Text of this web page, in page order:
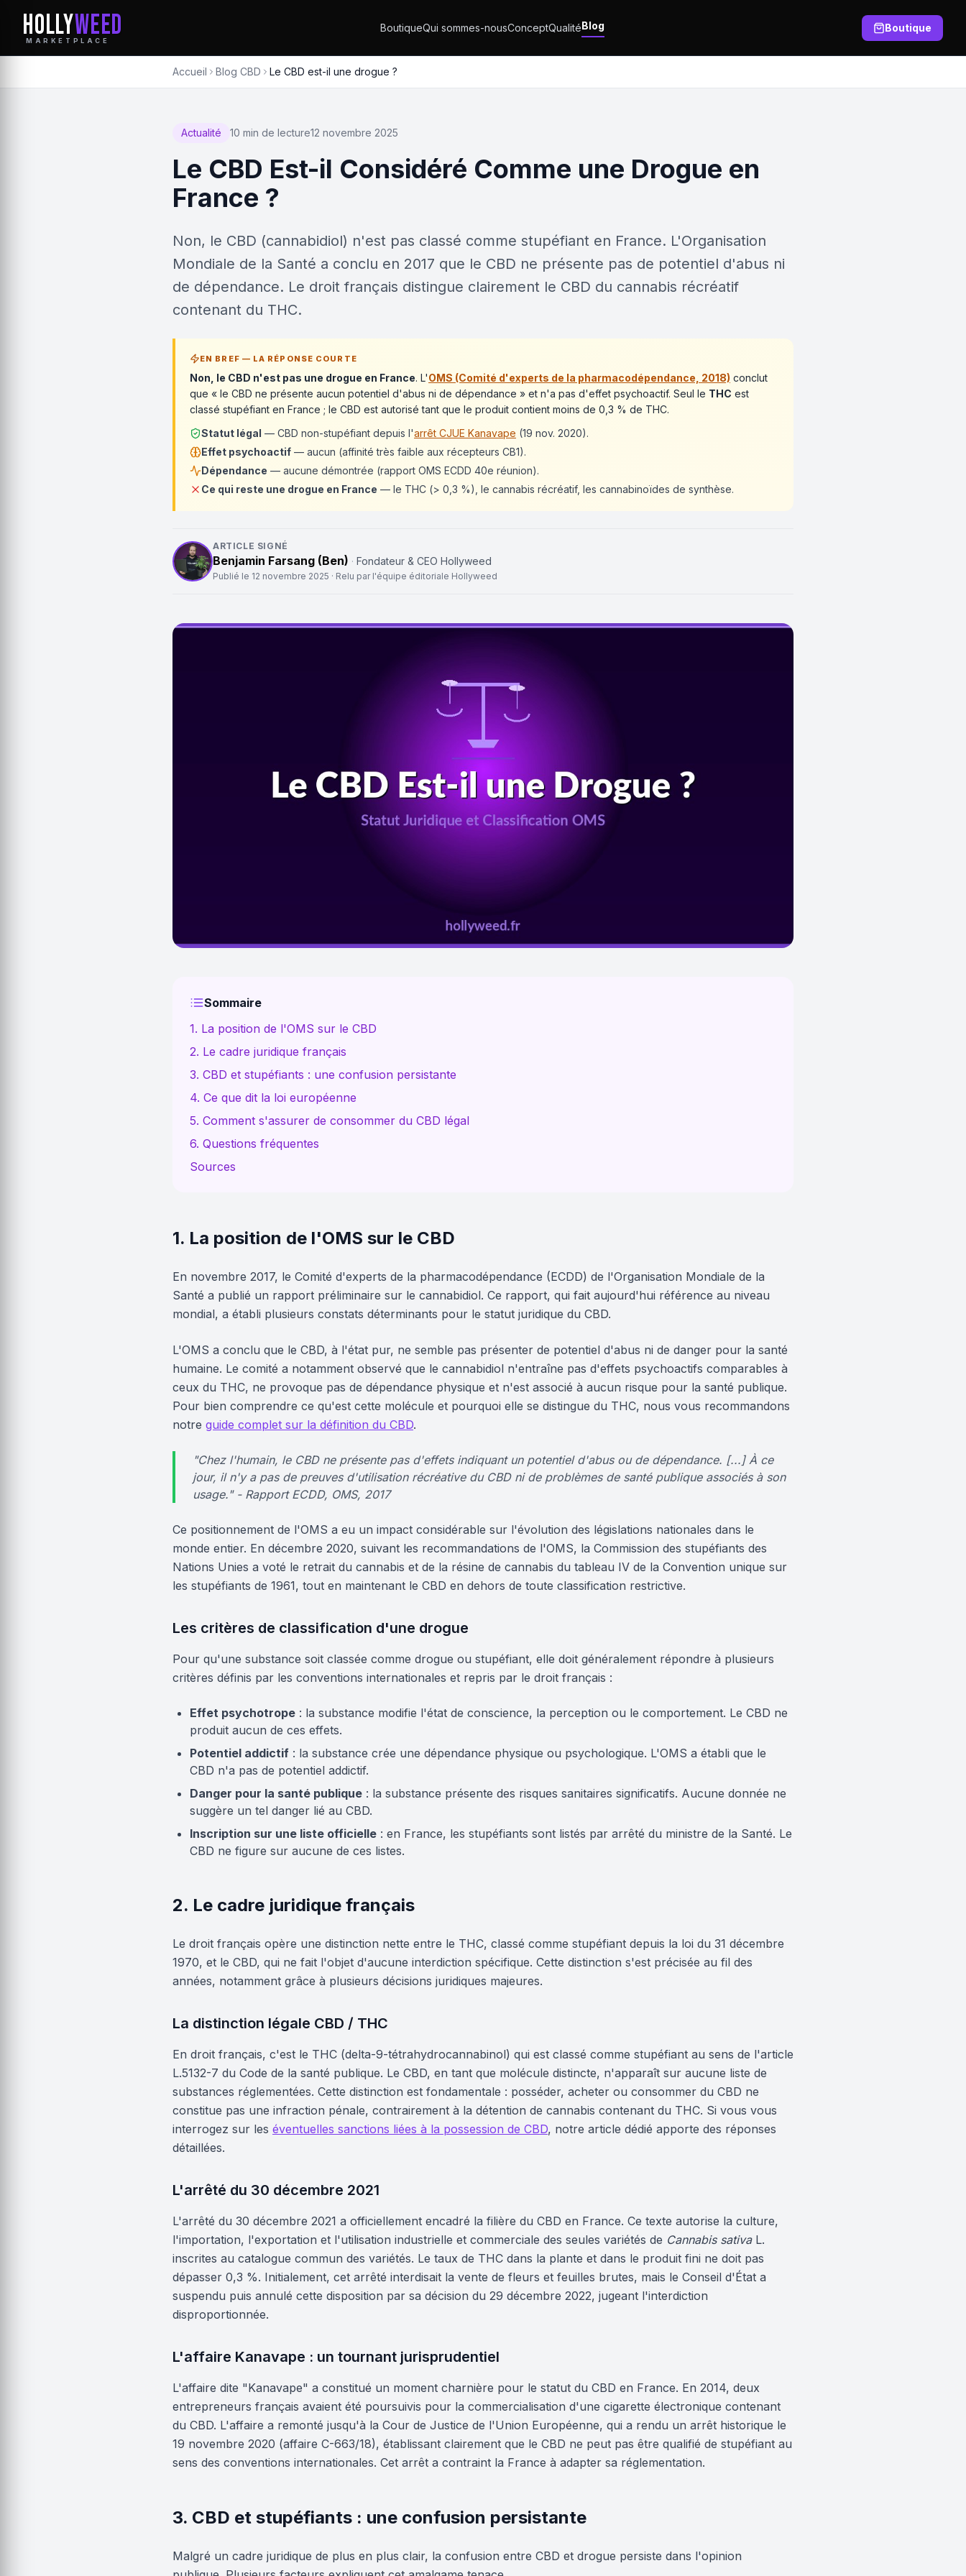
HOLLYWEED
MARKETPLACE
BoutiqueQui sommes-nousConceptQualitéBlog Boutique
Accueil Blog CBD Le CBD est-il une drogue ?
Actualité 10 min de lecture12 novembre 2025
Le CBD Est-il Considéré Comme une Drogue en
France ?
Non, le CBD (cannabidiol) n'est pas classé comme stupéfiant en France. L'Organisation
Mondiale de la Santé a conclu en 2017 que le CBD ne présente pas de potentiel d'abus ni
de dépendance. Le droit français distingue clairement le CBD du cannabis récréatif
contenant du THC.
EN BREF — LA RÉPONSE COURTE
Non, le CBD n'est pas une drogue en France. L'OMS (Comité d'experts de la pharmacodépendance, 2018) conclut
que « le CBD ne présente aucun potentiel d'abus ni de dépendance » et n'a pas d'effet psychoactif. Seul le THC est
classé stupéfiant en France ; le CBD est autorisé tant que le produit contient moins de 0,3 % de THC.
Statut légal — CBD non-stupéfiant depuis l'arrêt CJUE Kanavape (19 nov. 2020).
Effet psychoactif — aucun (affinité très faible aux récepteurs CB1).
Dépendance — aucune démontrée (rapport OMS ECDD 40e réunion).
Ce qui reste une drogue en France — le THC (> 0,3 %), le cannabis récréatif, les cannabinoïdes de synthèse.
ARTICLE SIGNÉ
Benjamin Farsang (Ben) · Fondateur & CEO Hollyweed
Publié le 12 novembre 2025 · Relu par l'équipe éditoriale Hollyweed
Sommaire
1. La position de l'OMS sur le CBD
2. Le cadre juridique français
3. CBD et stupéfiants : une confusion persistante
4. Ce que dit la loi européenne
5. Comment s'assurer de consommer du CBD légal
6. Questions fréquentes
Sources
1. La position de l'OMS sur le CBD
En novembre 2017, le Comité d'experts de la pharmacodépendance (ECDD) de l'Organisation Mondiale de la
Santé a publié un rapport préliminaire sur le cannabidiol. Ce rapport, qui fait aujourd'hui référence au niveau
mondial, a établi plusieurs constats déterminants pour le statut juridique du CBD.
L'OMS a conclu que le CBD, à l'état pur, ne semble pas présenter de potentiel d'abus ni de danger pour la santé
humaine. Le comité a notamment observé que le cannabidiol n'entraîne pas d'effets psychoactifs comparables à
ceux du THC, ne provoque pas de dépendance physique et n'est associé à aucun risque pour la santé publique.
Pour bien comprendre ce qu'est cette molécule et pourquoi elle se distingue du THC, nous vous recommandons
notre guide complet sur la définition du CBD.
"Chez l'humain, le CBD ne présente pas d'effets indiquant un potentiel d'abus ou de dépendance. [...] À ce
jour, il n'y a pas de preuves d'utilisation récréative du CBD ni de problèmes de santé publique associés à son
usage." - Rapport ECDD, OMS, 2017
Ce positionnement de l'OMS a eu un impact considérable sur l'évolution des législations nationales dans le
monde entier. En décembre 2020, suivant les recommandations de l'OMS, la Commission des stupéfiants des
Nations Unies a voté le retrait du cannabis et de la résine de cannabis du tableau IV de la Convention unique sur
les stupéfiants de 1961, tout en maintenant le CBD en dehors de toute classification restrictive.
Les critères de classification d'une drogue
Pour qu'une substance soit classée comme drogue ou stupéfiant, elle doit généralement répondre à plusieurs
critères définis par les conventions internationales et repris par le droit français :
Effet psychotrope : la substance modifie l'état de conscience, la perception ou le comportement. Le CBD ne
produit aucun de ces effets.
Potentiel addictif : la substance crée une dépendance physique ou psychologique. L'OMS a établi que le
CBD n'a pas de potentiel addictif.
Danger pour la santé publique : la substance présente des risques sanitaires significatifs. Aucune donnée ne
suggère un tel danger lié au CBD.
Inscription sur une liste officielle : en France, les stupéfiants sont listés par arrêté du ministre de la Santé. Le
CBD ne figure sur aucune de ces listes.
2. Le cadre juridique français
Le droit français opère une distinction nette entre le THC, classé comme stupéfiant depuis la loi du 31 décembre
1970, et le CBD, qui ne fait l'objet d'aucune interdiction spécifique. Cette distinction s'est précisée au fil des
années, notamment grâce à plusieurs décisions juridiques majeures.
La distinction légale CBD / THC
En droit français, c'est le THC (delta-9-tétrahydrocannabinol) qui est classé comme stupéfiant au sens de l'article
L.5132-7 du Code de la santé publique. Le CBD, en tant que molécule distincte, n'apparaît sur aucune liste de
substances réglementées. Cette distinction est fondamentale : posséder, acheter ou consommer du CBD ne
constitue pas une infraction pénale, contrairement à la détention de cannabis contenant du THC. Si vous vous
interrogez sur les éventuelles sanctions liées à la possession de CBD, notre article dédié apporte des réponses
détaillées.
L'arrêté du 30 décembre 2021
L'arrêté du 30 décembre 2021 a officiellement encadré la filière du CBD en France. Ce texte autorise la culture,
l'importation, l'exportation et l'utilisation industrielle et commerciale des seules variétés de Cannabis sativaL.
inscrites au catalogue commun des variétés. Le taux de THC dans la plante et dans le produit fini ne doit pas
dépasser 0,3 %. Initialement, cet arrêté interdisait la vente de fleurs et feuilles brutes, mais le Conseil d'État a
suspendu puis annulé cette disposition par sa décision du 29 décembre 2022, jugeant l'interdiction
disproportionnée.
L'affaire Kanavape : un tournant jurisprudentiel
L'affaire dite "Kanavape" a constitué un moment charnière pour le statut du CBD en France. En 2014, deux
entrepreneurs français avaient été poursuivis pour la commercialisation d'une cigarette électronique contenant
du CBD. L'affaire a remonté jusqu'à la Cour de Justice de l'Union Européenne, qui a rendu un arrêt historique le
19 novembre 2020 (affaire C-663/18), établissant clairement que le CBD ne peut pas être qualifié de stupéfiant au
sens des conventions internationales. Cet arrêt a contraint la France à adapter sa réglementation.
3. CBD et stupéfiants : une confusion persistante
Malgré un cadre juridique de plus en plus clair, la confusion entre CBD et drogue persiste dans l'opinion